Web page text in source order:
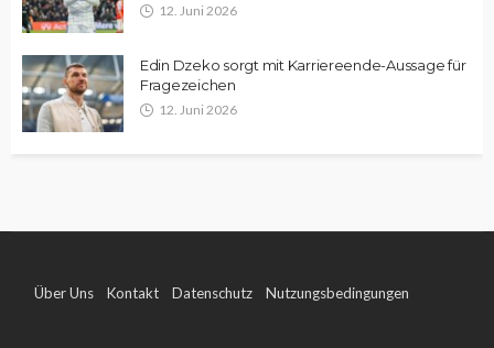
12. Juni 2026
Edin Dzeko sorgt mit Karriereende-Aussage für
Fragezeichen
12. Juni 2026
Über Uns Kontakt Datenschutz Nutzungsbedingungen